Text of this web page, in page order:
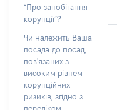
“Про запобігання
корупції”?
Чи належить Ваша
посада до посад,
пов'язаних з
високим рівнем
корупційних
ризиків, згідно з
переліком,